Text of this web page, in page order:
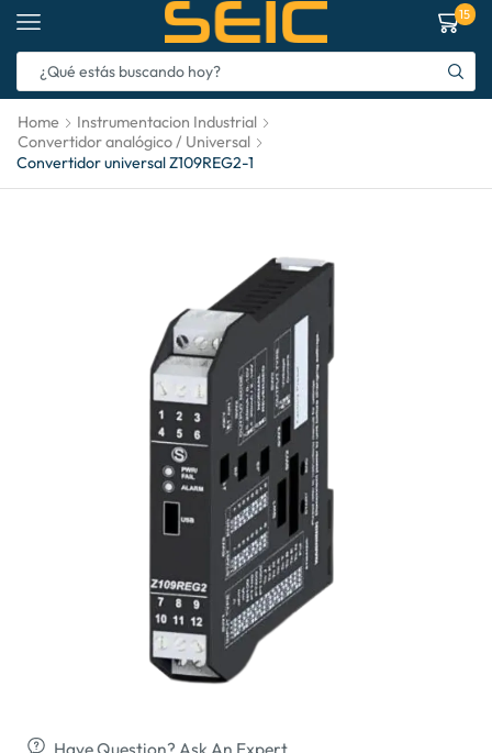
15
Home
Instrumentacion Industrial
Convertidor analógico / Universal
Convertidor universal Z109REG2-1
Have Question? Ask An Expert